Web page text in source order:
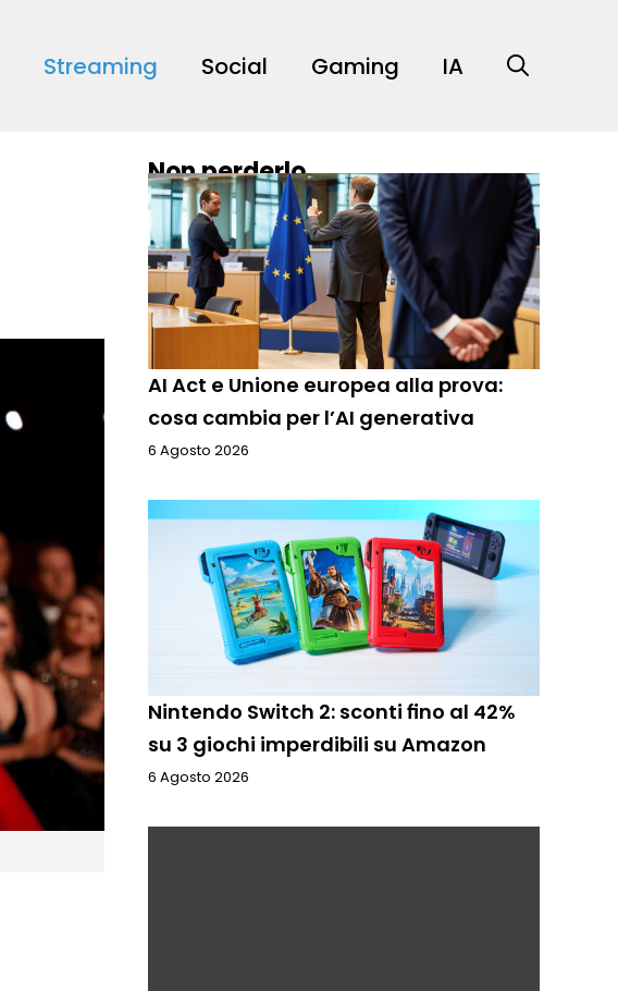
Streaming Social Gaming IA
Non perderlo
AI Act e Unione europea alla prova:
cosa cambia per l’AI generativa
6 Agosto 2026
Nintendo Switch 2: sconti fino al 42%
su 3 giochi imperdibili su Amazon
6 Agosto 2026